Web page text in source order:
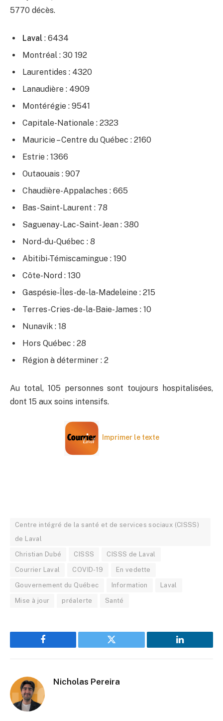
5770 décès.
Laval : 6434
Montréal : 30 192
Laurentides : 4320
Lanaudière : 4909
Montérégie : 9541
Capitale-Nationale : 2323
Mauricie – Centre du Québec : 2160
Estrie : 1366
Outaouais : 907
Chaudière-Appalaches : 665
Bas-Saint-Laurent : 78
Saguenay-Lac-Saint-Jean : 380
Nord-du-Québec : 8
Abitibi-Témiscamingue : 190
Côte-Nord : 130
Gaspésie-Îles-de-la-Madeleine : 215
Terres-Cries-de-la-Baie-James : 10
Nunavik : 18
Hors Québec : 28
Région à déterminer : 2
Au total, 105 personnes sont toujours hospitalisées,
dont 15 aux soins intensifs.
Imprimer le texte
Centre intégré de la santé et de services sociaux (CISSS)
de Laval
Christian Dubé CISSS CISSS de Laval
Courrier Laval COVID-19 En vedette
Gouvernement du Québec Information Laval
Mise à jour préalerte Santé
Facebook Twitter LinkedIn
Nicholas Pereira